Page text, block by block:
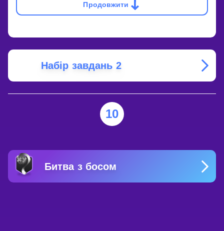
Продовжити
Набір завдань 2
10
Битва з босом